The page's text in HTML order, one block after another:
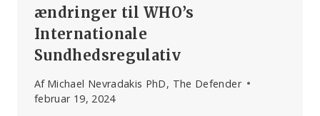
ændringer til WHO’s
Internationale
Sundhedsregulativ
Af Michael Nevradakis PhD, The Defender
februar 19, 2024